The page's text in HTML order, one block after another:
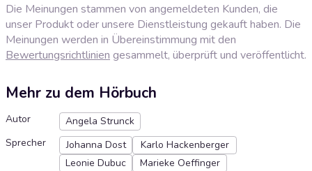
Die Meinungen stammen von angemeldeten Kunden, die
unser Produkt oder unsere Dienstleistung gekauft haben. Die
Meinungen werden in Übereinstimmung mit den
Bewertungsrichtlinien gesammelt, überprüft und veröffentlicht.
Mehr zu dem Hörbuch
Autor
Angela Strunck
Sprecher
Johanna Dost
Karlo Hackenberger
Leonie Dubuc
Marieke Oeffinger